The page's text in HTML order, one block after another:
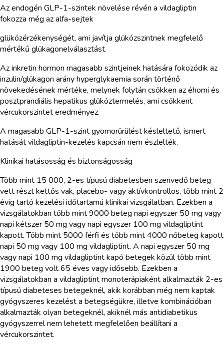
Az endogén GLP-1-szintek növelése révén a vildagliptin
fokozza még az alfa-sejtek
glükózérzékenységét, ami javítja glükózszintnek megfelelő
mértékű glükagonelválasztást.
Az inkretin hormon magasabb szintjeinek hatására fokozódik az
inzulin/glükagon arány hyperglykaemia során történő
növekedésének mértéke, melynek folytán csökken az éhomi és
posztprandiális hepatikus glükóztermelés, ami csökkent
vércukorszintet eredményez.
A magasabb GLP-1-szint gyomorürülést késleltető, ismert
hatását vildagliptin-kezelés kapcsán nem észlelték.
Klinikai hatásosság és biztonságosság
Több mint 15 000, 2-es típusú diabetesben szenvedő beteg
vett részt kettős vak, placebo- vagy aktívkontrollos, több mint 2
évig tartó kezelési időtartamú klinikai vizsgálatban. Ezekben a
vizsgálatokban több mint 9000 beteg napi egyszer 50 mg vagy
napi kétszer 50 mg vagy napi egyszer 100 mg vildagliptint
kapott. Több mint 5000 férfi és több mint 4000 nőbeteg kapott
napi 50 mg vagy 100 mg vildagliptint. A napi egyszer 50 mg
vagy napi 100 mg vildagliptint kapó betegek közül több mint
1900 beteg volt 65 éves vagy idősebb. Ezekben a
vizsgálatokban a vildagliptint monoterápiaként alkalmazták 2-es
típusú diabeteses betegeknél, akik korábban még nem kaptak
gyógyszeres kezelést a betegségükre, illetve kombinációban
alkalmazták olyan betegeknél, akiknél más antidiabetikus
gyógyszerrel nem lehetett megfelelően beállítani a
vércukorszintet.